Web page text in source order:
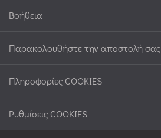
Βοήθεια
Παρακολουθήστε την αποστολή σας
Πληροφορίες COOKIES
Ρυθμίσεις COOKIES